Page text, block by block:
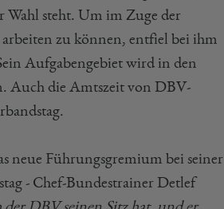
steht. Um im Zuge der
zu können, entfiel bei ihm
Aufgabengebiet wird in den
Auch die Amtszeit von DBV-
neue Führungsgremium bei seiner
- Chef-Bundestrainer Detlef